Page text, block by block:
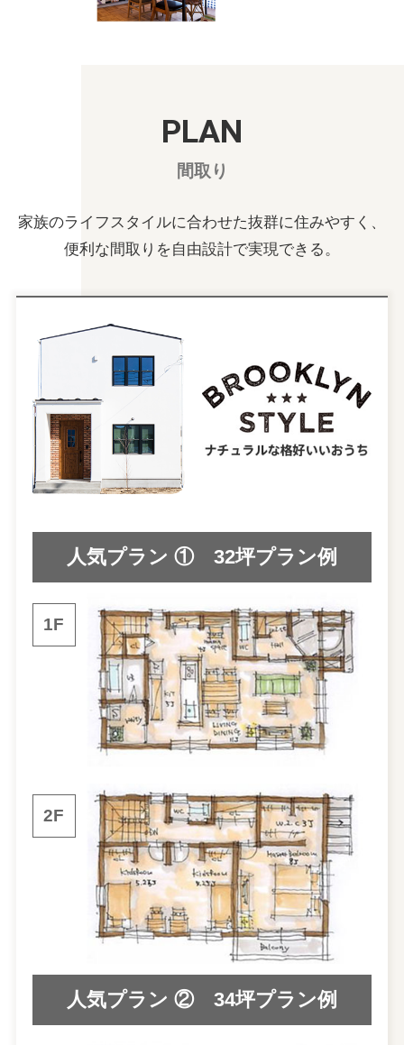
PLAN
間取り
家族のライフスタイルに合わせた抜群に住みやすく、
便利な間取りを自由設計で実現できる。
人気プラン ① 32坪プラン例
1F
2F
人気プラン ② 34坪プラン例